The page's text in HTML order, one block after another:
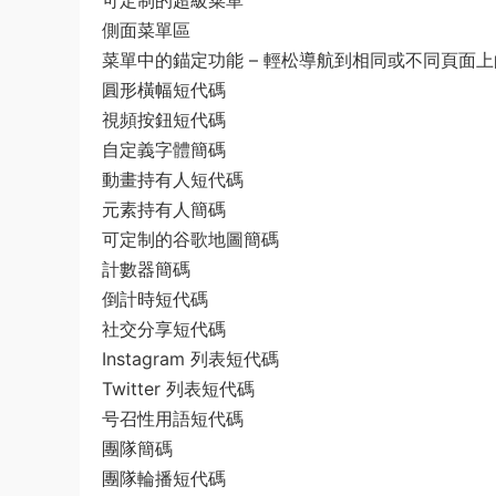
側面菜單區
菜單中的錨定功能 – 輕松導航到相同或不同頁面
圓形橫幅短代碼
視頻按鈕短代碼
自定義字體簡碼
動畫持有人短代碼
元素持有人簡碼
可定制的谷歌地圖簡碼
計數器簡碼
倒計時短代碼
社交分享短代碼
Instagram 列表短代碼
Twitter 列表短代碼
号召性用語短代碼
團隊簡碼
團隊輪播短代碼